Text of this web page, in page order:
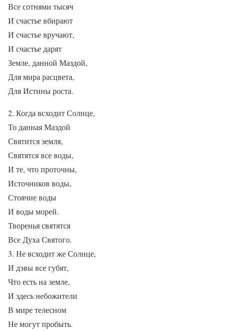
Все сотнями тысяч
И счастье вбирают
И счастье вручают,
И счастье дарят
Земле, данной Маздой,
Для мира расцвета,
Для Истины роста.
2. Когда всходит Солнце,
То данная Маздой
Святится земля,
Святятся все воды,
И те, что проточны,
Источников воды,
Стоячие воды
И воды морей.
Творенья святятся
Все Духа Святого.
3. Не всходит же Солнце,
И дэвы все губят,
Что есть на земле,
И здесь небожители
В мире телесном
Не могут пробыть.